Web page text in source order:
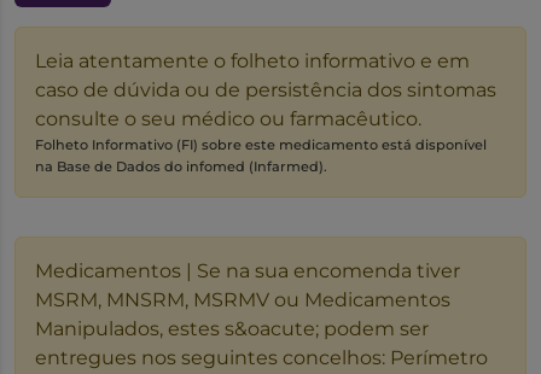
Leia atentamente o folheto informativo e em
caso de dúvida ou de persistência dos sintomas
consulte o seu médico ou farmacêutico.
Folheto Informativo (FI) sobre este medicamento está disponível
na Base de Dados do infomed (Infarmed).
Medicamentos | Se na sua encomenda tiver
MSRM, MNSRM, MSRMV ou Medicamentos
Manipulados, estes s&oacute; podem ser
entregues nos seguintes concelhos: Perímetro